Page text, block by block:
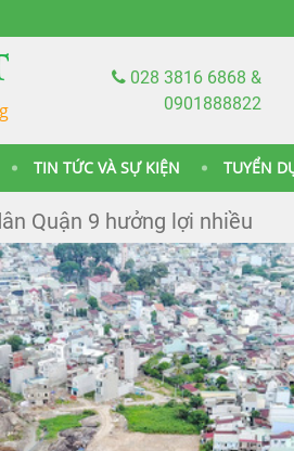
028 3816 6868 &
0901888822
TIN TỨC VÀ SỰ KIỆN TUYỂN
Quận 9 hưởng lợi nhiều